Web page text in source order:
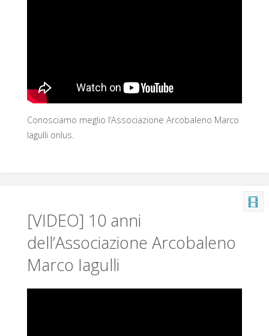
Conosciamo meglio l’Associazione Arcobaleno Marco
Iagulli onlus.
[VIDEO] 10 anni
dell’Associazione Arcobaleno
Marco Iagulli